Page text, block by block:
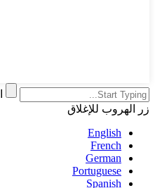
زر الهروب للإغلاق
English
French
German
Portuguese
Spanish